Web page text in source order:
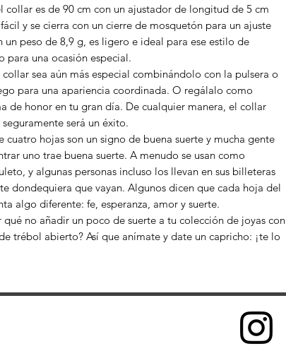
collar es de 90 cm con un ajustador de longitud de 5 cm
y se cierra con un cierre de mosquetón para un ajuste
un peso de 8,9 g, es ligero e ideal para ese estilo de
para una ocasión especial.
collar sea aún más especial combinándolo con la pulsera o
para una apariencia coordinada. O regálalo como
de honor en tu gran día. De cualquier manera, el collar
será un éxito.
cuatro hojas son un signo de buena suerte y mucha gente
uno trae buena suerte. A menudo se usan como
y algunas personas incluso los llevan en sus billeteras
dondequiera que vayan. Algunos dicen que cada hoja del
algo diferente: fe, esperanza, amor y suerte.
qué no añadir un poco de suerte a tu colección de joyas con
trébol abierto? Así que anímate y date un capricho: ¡te lo